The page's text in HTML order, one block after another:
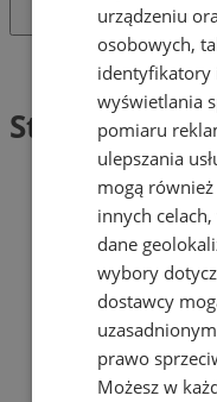
Tag: Stres
Stres (1)
urządzeniu
osobowych,
identyfikatory
wyświetlania
pomiaru
ulepszania
mogą
innych
dane
wybory
dostawcy
prawo
Możesz w